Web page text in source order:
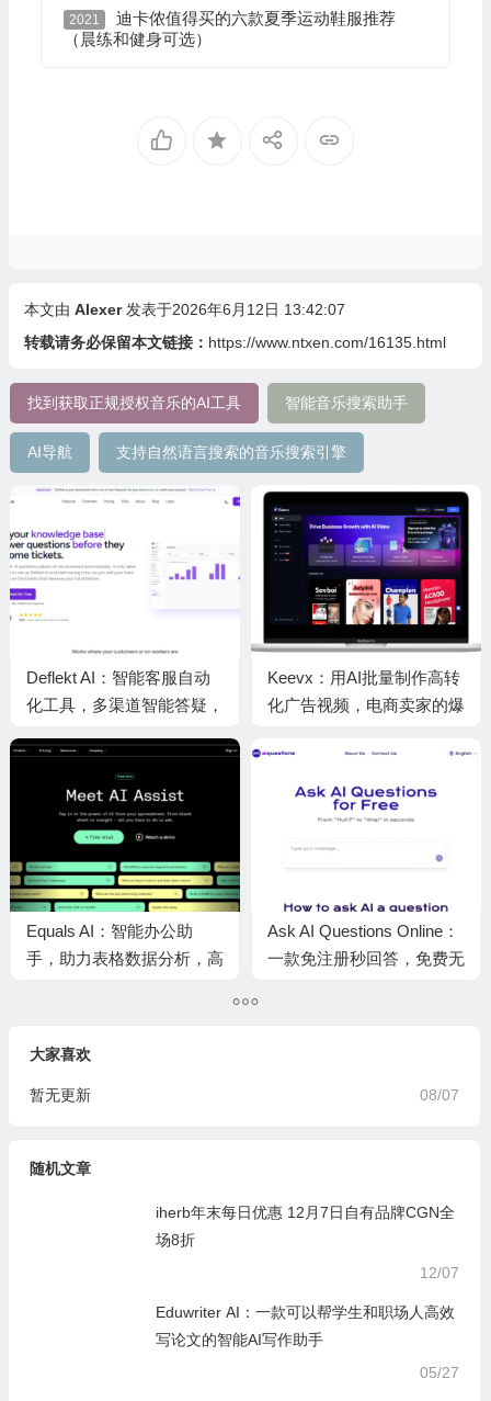
2021
迪卡侬值得买的六款夏季运动鞋服推荐
（晨练和健身可选）
本文由 Alexer 发表于2026年6月12日 13:42:07
转载请务必保留本文链接： https://www.ntxen.com/16135.html
找到获取正规授权音乐的AI工具 智能音乐搜索助手
AI导航 支持自然语言搜索的音乐搜索引擎
Deflekt AI：智能客服自动
化工具，多渠道智能答疑，
Keevx：用AI批量制作高转
化广告视频，电商卖家的爆
Equals AI：智能办公助
手，助力表格数据分析，高
Ask AI Questions Online：
一款免注册秒回答，免费无
大家喜欢
08/07
暂无更新
随机文章
iherb年末每日优惠 12月7日自有品牌CGN全
场8折
12/07
Eduwriter AI：一款可以帮学生和职场人高效
写论文的智能AI写作助手
05/27